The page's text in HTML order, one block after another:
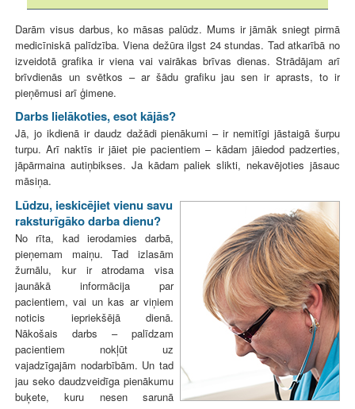
Darām visus darbus, ko māsas palūdz. Mums ir jāmāk sniegt pirmā
medicīniskā palīdzība. Viena dežūra ilgst 24 stundas. Tad atkarībā no
izveidotā grafika ir viena vai vairākas brīvas dienas. Strādājam arī
brīvdienās un svētkos – ar šādu grafiku jau sen ir aprasts, to ir
pieņēmusi arī ģimene.
Darbs lielākoties, esot kājās?
Jā, jo ikdienā ir daudz dažādi pienākumi – ir nemitīgi jāstaigā šurpu
turpu. Arī naktīs ir jāiet pie pacientiem – kādam jāiedod padzerties,
jāpārmaina autiņbikses. Ja kādam paliek slikti, nekavējoties jāsauc
māsiņa.
Lūdzu, ieskicējiet vienu savu
raksturīgāko darba dienu?
No rīta, kad ierodamies darbā,
pieņemam maiņu. Tad izlasām
žurnālu, kur ir atrodama visa
jaunākā informācija par
pacientiem, vai un kas ar viņiem
noticis iepriekšējā dienā.
Nākošais darbs – palīdzam
pacientiem nokļūt uz
vajadzīgajām nodarbībām. Un tad
jau seko daudzveidīga pienākumu
buķete, kuru nesen sarunā